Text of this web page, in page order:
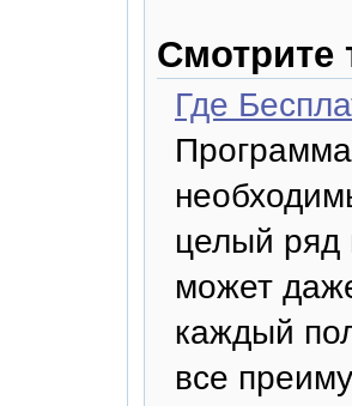
Смотрите
Где
Программа
целый ряд
может
каждый
все